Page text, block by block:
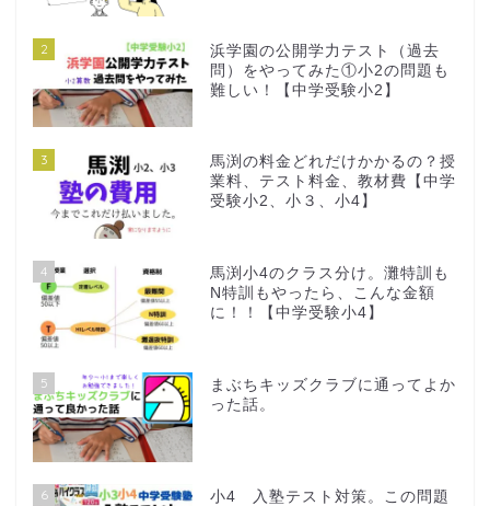
2
浜学園の公開学力テスト（過去
問）をやってみた①小2の問題も
難しい！【中学受験小2】
3
馬渕の料金どれだけかかるの？授
業料、テスト料金、教材費【中学
受験小2、小３、小4】
4
馬渕小4のクラス分け。灘特訓も
N特訓もやったら、こんな金額
に！！【中学受験小4】
5
まぶちキッズクラブに通ってよか
った話。
6
小4 入塾テスト対策。この問題